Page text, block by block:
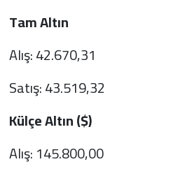
Tam Altın
Alış: 42.670,31
Satış: 43.519,32
Külçe Altın ($)
Alış: 145.800,00